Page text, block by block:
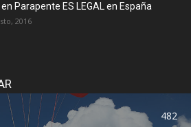
Parapente ES LEGAL en España
2016
482